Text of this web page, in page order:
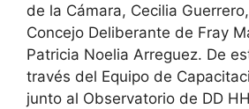
de la Cámara, Cecilia
Concejo Deliberante de Fray
Patricia Noelia Arreguez. De
través del Equipo de
junto al Observatorio de DD